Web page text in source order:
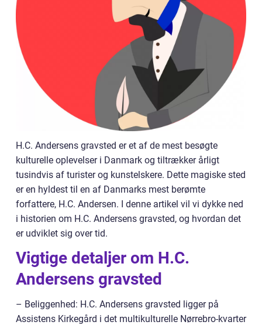
H.C. Andersens gravsted er et af de mest besøgte
kulturelle oplevelser i Danmark og tiltrækker årligt
tusindvis af turister og kunstelskere. Dette magiske sted
er en hyldest til en af Danmarks mest berømte
forfattere, H.C. Andersen. I denne artikel vil vi dykke ned
i historien om H.C. Andersens gravsted, og hvordan det
er udviklet sig over tid.
Vigtige detaljer om H.C.
Andersens gravsted
– Beliggenhed: H.C. Andersens gravsted ligger på
Assistens Kirkegård i det multikulturelle Nørrebro-kvarter